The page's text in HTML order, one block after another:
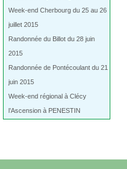
Week-end Cherbourg du 25 au 26
juillet 2015
Randonnée du Billot du 28 juin
2015
Randonnée de Pontécoulant du 21
juin 2015
Week-end régional à Clécy
l’Ascension à PENESTIN